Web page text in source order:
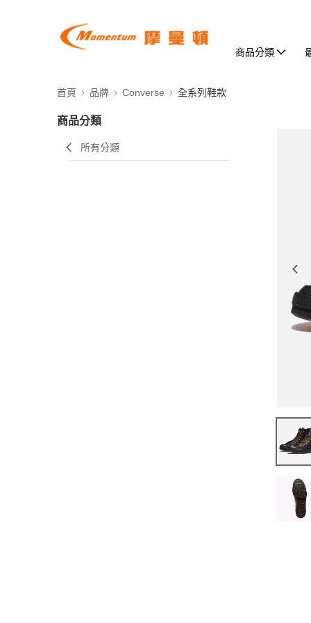
商品分類
首頁 品牌 Converse 全系列鞋款
商品分類
所有分類